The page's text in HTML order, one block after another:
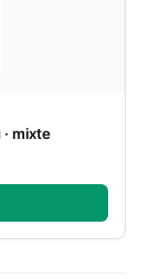
mixte